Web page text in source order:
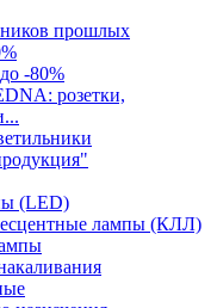
прошлых
-80%
розетки,
(LED)
лампы (КЛЛ)